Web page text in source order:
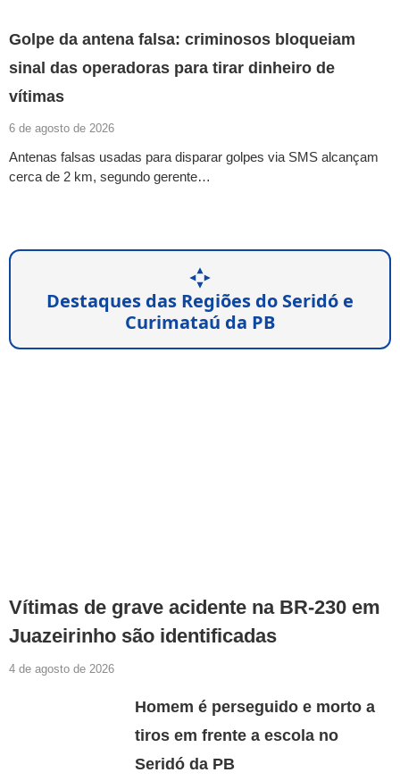
Golpe da antena falsa: criminosos bloqueiam
sinal das operadoras para tirar dinheiro de
vítimas
6 de agosto de 2026
Antenas falsas usadas para disparar golpes via SMS alcançam
cerca de 2 km, segundo gerente…
Destaques das Regiões do Seridó e
Curimataú da PB
Vítimas de grave acidente na BR-230 em
Juazeirinho são identificadas
4 de agosto de 2026
Homem é perseguido e morto a
tiros em frente a escola no
Seridó da PB